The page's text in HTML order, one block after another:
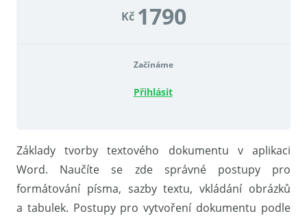
Kč 1790
Začínáme
Přihlásit
Základy tvorby textového dokumentu v aplikaci
Word. Naučíte se zde správné postupy pro
formátování písma, sazby textu, vkládání obrázků
a tabulek. Postupy pro vytvoření dokumentu podle